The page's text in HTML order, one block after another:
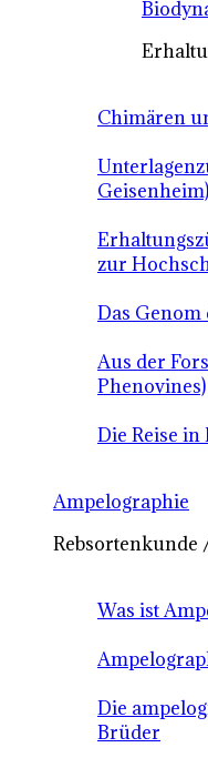
Chimären
Geisenheim)
zur
Das Genom
Aus der
Phenovines)
Die Reise in
Ampelographie
Was ist
Die
Brüder